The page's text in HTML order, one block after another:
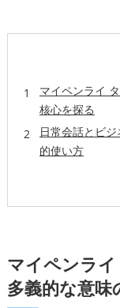
マイペンライ
核心を探る
日常会話とビ
的使い方
マイペンライ
で
教室概要
マイペンラ
多義的な意味